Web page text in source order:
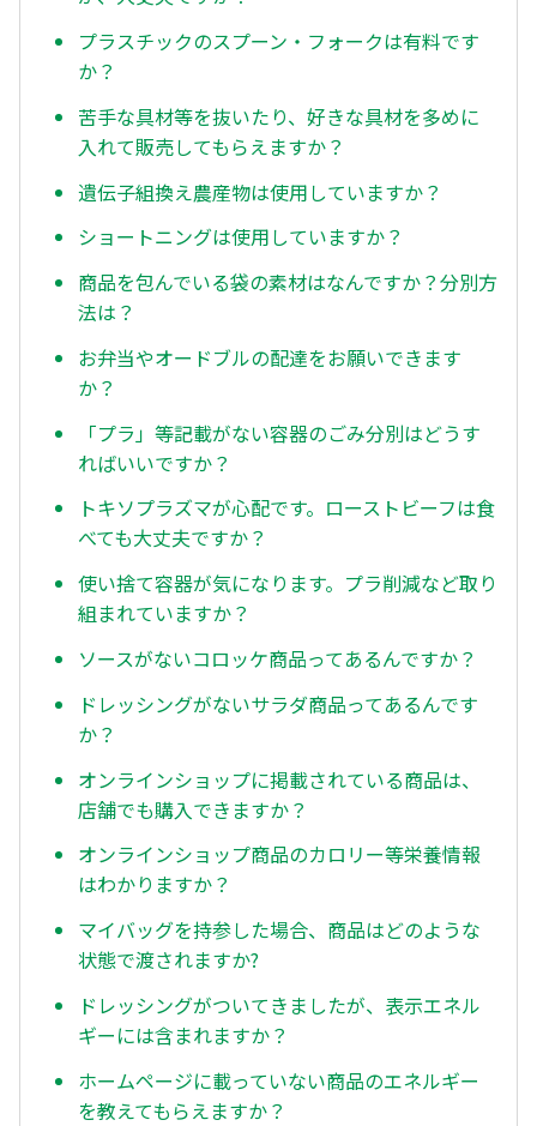
プラスチックのスプーン・フォークは有料です
か？
苦手な具材等を抜いたり、好きな具材を多めに
入れて販売してもらえますか？
遺伝子組換え農産物は使用していますか？
ショートニングは使用していますか？
商品を包んでいる袋の素材はなんですか？分別方
法は？
お弁当やオードブルの配達をお願いできます
か？
「プラ」等記載がない容器のごみ分別はどうす
ればいいですか？
トキソプラズマが心配です。ローストビーフは食
べても大丈夫ですか？
使い捨て容器が気になります。プラ削減など取り
組まれていますか？
ソースがないコロッケ商品ってあるんですか？
ドレッシングがないサラダ商品ってあるんです
か？
オンラインショップに掲載されている商品は、
店舗でも購入できますか？
オンラインショップ商品のカロリー等栄養情報
はわかりますか？
マイバッグを持参した場合、商品はどのような
状態で渡されますか?
ドレッシングがついてきましたが、表示エネル
ギーには含まれますか？
ホームページに載っていない商品のエネルギー
を教えてもらえますか？